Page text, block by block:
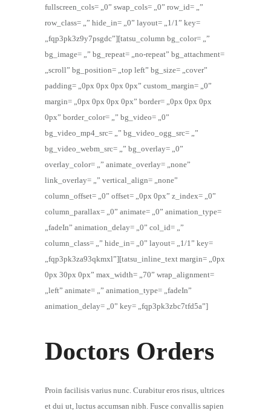
fullscreen_cols= „0” swap_cols= „0” row_id= „”
row_class= „” hide_in= „0” layout= „1/1” key=
„fqp3pk3z9y7psgdc”][tatsu_column bg_color= „”
bg_image= „” bg_repeat= „no-repeat” bg_attachment=
„scroll” bg_position= „top left” bg_size= „cover”
padding= „0px 0px 0px 0px” custom_margin= „0”
margin= „0px 0px 0px 0px” border= „0px 0px 0px
0px” border_color= „” bg_video= „0”
bg_video_mp4_src= „” bg_video_ogg_src= „”
bg_video_webm_src= „” bg_overlay= „0”
overlay_color= „” animate_overlay= „none”
link_overlay= „” vertical_align= „none”
column_offset= „0” offset= „0px 0px” z_index= „0”
column_parallax= „0” animate= „0” animation_type=
„fadeIn” animation_delay= „0” col_id= „”
column_class= „” hide_in= „0” layout= „1/1” key=
„fqp3pk3za93qkmxl”][tatsu_inline_text margin= „0px
0px 30px 0px” max_width= „70” wrap_alignment=
„left” animate= „” animation_type= „fadeIn”
animation_delay= „0” key= „fqp3pk3zbc7tfd5a”]
Doctors Orders
Proin facilisis varius nunc. Curabitur eros risus, ultrices
et dui ut, luctus accumsan nibh. Fusce convallis sapien